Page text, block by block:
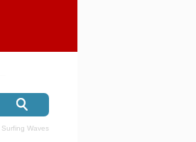
Surfing Waves